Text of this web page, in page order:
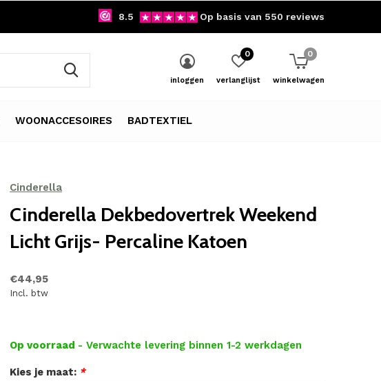
WOONACCESOIRES BADTEXTIEL
inloggen verlanglijst
0
winkelwagen
0
8.5 Op basis van 550 reviews
Cinderella
Cinderella Dekbedovertrek Weekend
Licht Grijs- Percaline Katoen
€44,95
Incl. btw
Op voorraad - Verwachte levering binnen 1-2 werkdagen
Kies je maat: *